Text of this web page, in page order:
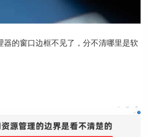
的窗口边框不见了，分不清哪里是软